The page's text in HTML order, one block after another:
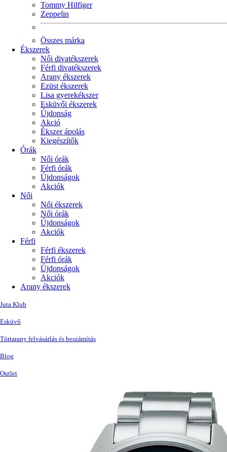
Tommy Hilfiger
Zeppelin
Összes márka
Ékszerek
Női divatékszerek
Férfi divatékszerek
Arany ékszerek
Ezüst ékszerek
Lisa gyerekékszer
Esküvői ékszerek
Újdonság
Akció
Ékszer ápolás
Kiegészítők
Órák
Női órák
Férfi órák
Újdonságok
Akciók
Női
Női ékszerek
Női órák
Újdonságok
Akciók
Férfi
Férfi ékszerek
Férfi órák
Újdonságok
Akciók
Arany ékszerek
Juta Klub
Esküvő
Törtarany felvásárlás és beszámítás
Blog
Outlet